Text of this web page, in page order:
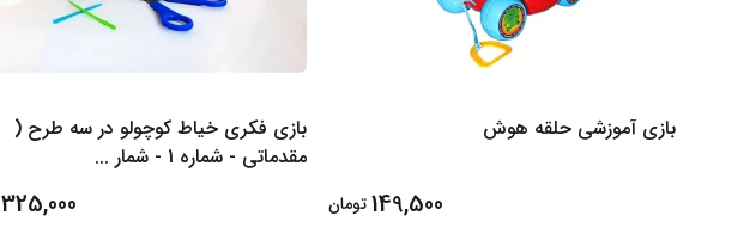
بازی آموزشی حلقه هوش
149,500 تومان
بازی فکری خیاط کوچولو در سه طرح (
مقدماتی - شماره 1 - شمار
...
325,000